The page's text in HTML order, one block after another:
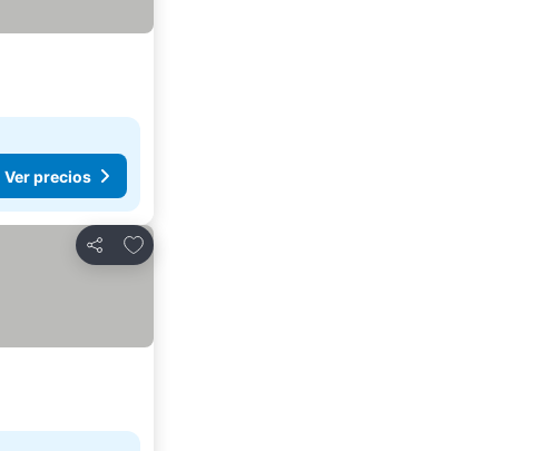
Ver precios
Compartir
Agregar a favoritos